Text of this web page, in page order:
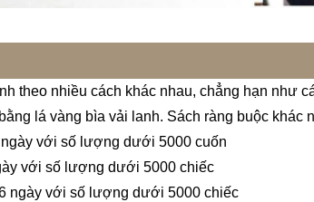
theo nhiều cách khác nhau, chẳng hạn như
lá vàng bìa vải lanh. Sách ràng buộc khác
với số lượng dưới 5000 cuốn
với số lượng dưới 5000 chiếc
ngày với số lượng dưới 5000 chiếc